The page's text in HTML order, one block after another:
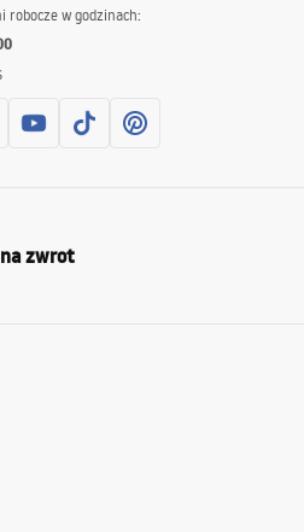
robocze w godzinach:
zwrot